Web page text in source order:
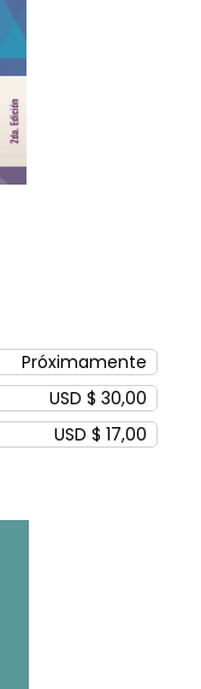
Próximamente
USD $ 30,00
USD $ 17,00